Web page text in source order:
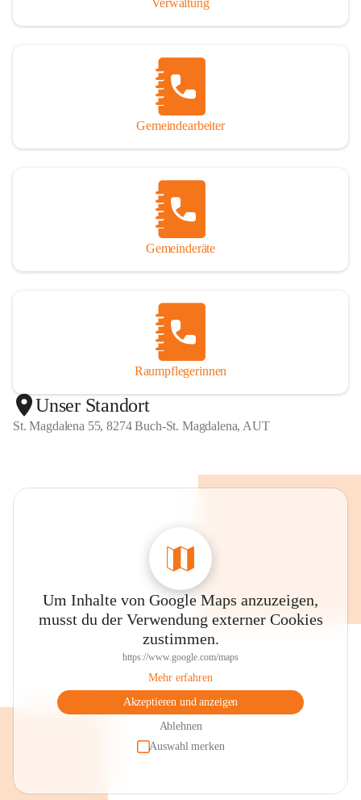
Verwaltung
Gemeindearbeiter
Gemeinderäte
Raumpflegerinnen
Unser Standort
St. Magdalena 55, 8274 Buch-St. Magdalena, AUT
Um Inhalte von Google Maps anzuzeigen,
musst du der Verwendung externer Cookies
zustimmen.
https://www.google.com/maps
Mehr erfahren
Akzeptieren und anzeigen
Ablehnen
Auswahl merken